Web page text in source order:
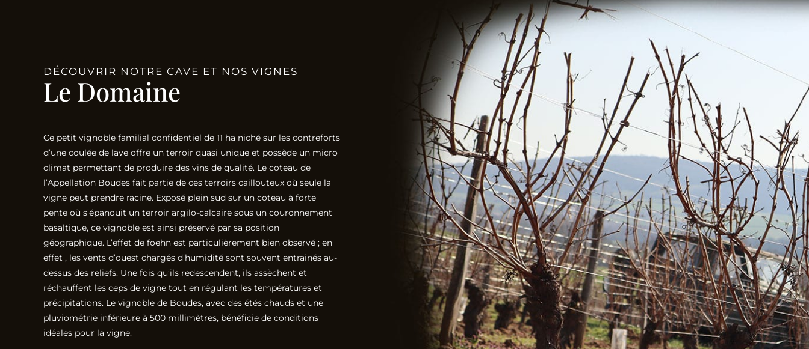
DÉCOUVRIR NOTRE CAVE ET NOS VIGNES
Le Domaine
Ce petit vignoble familial confidentiel de 11 ha niché sur les contreforts
d’une coulée de lave offre un terroir quasi unique et possède un micro
climat permettant de produire des vins de qualité. Le coteau de
l’Appellation Boudes fait partie de ces terroirs caillouteux où seule la
vigne peut prendre racine. Exposé plein sud sur un coteau à forte
pente où s’épanouit un terroir argilo-calcaire sous un couronnement
basaltique, ce vignoble est ainsi préservé par sa position
géographique. L’effet de foehn est particulièrement bien observé ; en
effet , les vents d’ouest chargés d’humidité sont souvent entrainés au-
dessus des reliefs. Une fois qu’ils redescendent, ils assèchent et
réchauffent les ceps de vigne tout en régulant les températures et
précipitations. Le vignoble de Boudes, avec des étés chauds et une
pluviométrie inférieure à 500 millimètres, bénéficie de conditions
idéales pour la vigne.